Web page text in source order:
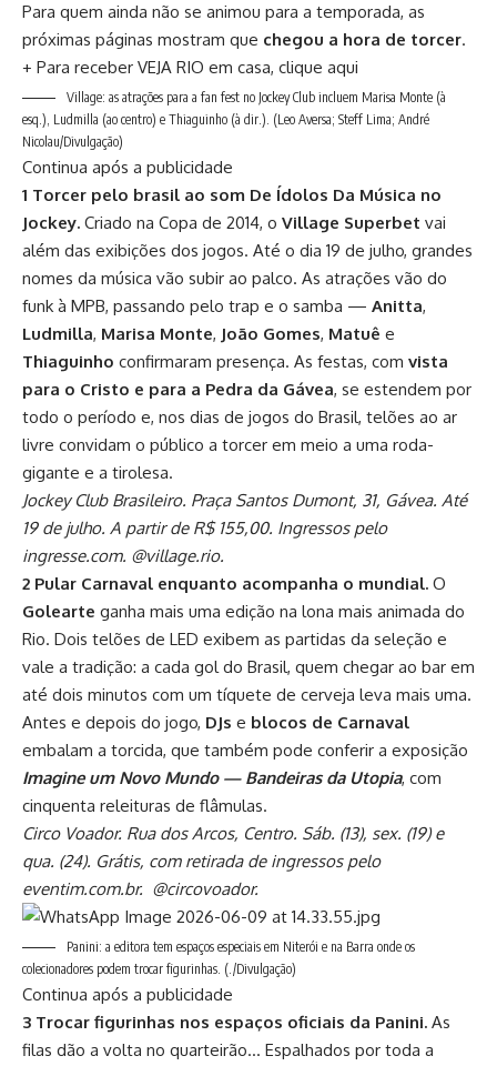
Para quem ainda não se animou para a temporada, as
próximas páginas mostram que chegou a hora de torcer.
+ Para receber VEJA RIO em casa, clique aqui
Village: as atrações para a fan fest no Jockey Club incluem Marisa Monte (à
esq.), Ludmilla (ao centro) e Thiaguinho (à dir.). (Leo Aversa; Steff Lima; André
Nicolau/Divulgação)
Continua após a publicidade
1 Torcer pelo brasil ao som De Ídolos Da Música no
Jockey. Criado na Copa de 2014, o Village Superbet vai
além das exibições dos jogos. Até o dia 19 de julho, grandes
nomes da música vão subir ao palco. As atrações vão do
funk à MPB, passando pelo trap e o samba — Anitta,
Ludmilla, Marisa Monte, João Gomes, Matuê e
Thiaguinho confirmaram presença. As festas, com vista
para o Cristo e para a Pedra da Gávea, se estendem por
todo o período e, nos dias de jogos do Brasil, telões ao ar
livre convidam o público a torcer em meio a uma roda-
gigante e a tirolesa.
Jockey Club Brasileiro. Praça Santos Dumont, 31, Gávea. Até
19 de julho. A partir de R$ 155,00. Ingressos pelo
ingresse.com. @village.rio.
2 Pular Carnaval enquanto acompanha o mundial. O
Golearte ganha mais uma edição na lona mais animada do
Rio. Dois telões de LED exibem as partidas da seleção e
vale a tradição: a cada gol do Brasil, quem chegar ao bar em
até dois minutos com um tíquete de cerveja leva mais uma.
Antes e depois do jogo, DJs e blocos de Carnaval
embalam a torcida, que também pode conferir a exposição
Imagine um Novo Mundo — Bandeiras da Utopia, com
cinquenta releituras de flâmulas.
Circo Voador. Rua dos Arcos, Centro. Sáb. (13), sex. (19) e
qua. (24). Grátis, com retirada de ingressos pelo
eventim.com.br. @circovoador.
Panini: a editora tem espaços especiais em Niterói e na Barra onde os
colecionadores podem trocar figurinhas. (./Divulgação)
Continua após a publicidade
3 Trocar figurinhas nos espaços oficiais da Panini. As
filas dão a volta no quarteirão… Espalhados por toda a